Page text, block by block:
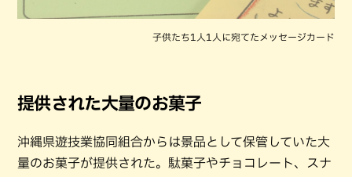
子供たち1人1人に宛てたメッセージカード
提供された大量のお菓子
沖縄県遊技業協同組合からは景品として保管していた大
量のお菓子が提供された。駄菓子やチョコレート、スナ